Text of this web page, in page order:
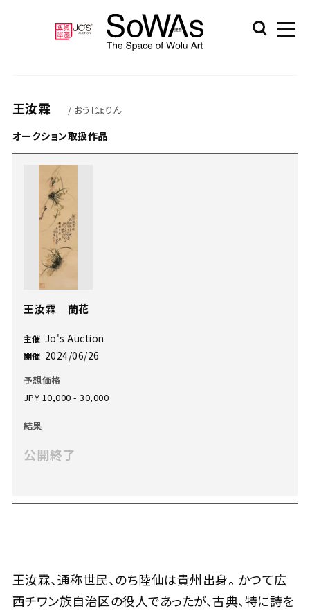
王汝霖 / おうじょりん
王汝霖、通称世民、のち陸仙は貴州出身。 かつて広
西チワン族自治区の役人であったが、古典、特に詩を
オークション取扱作品
王汝霖 蘭花
主催 Jo's Auction
開催 2024/06/26
予想価格
JPY 10,000 - 30,000
結果
公開終了